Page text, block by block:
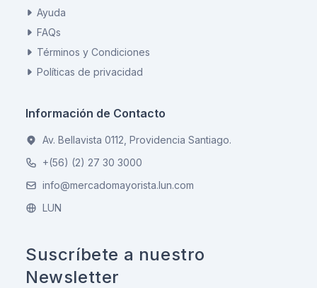
Ayuda
FAQs
Términos y Condiciones
Políticas de privacidad
Información de Contacto
Av. Bellavista 0112, Providencia Santiago.
+(56) (2) 27 30 3000
info@mercadomayorista.lun.com
LUN
Suscríbete a nuestro
Newsletter